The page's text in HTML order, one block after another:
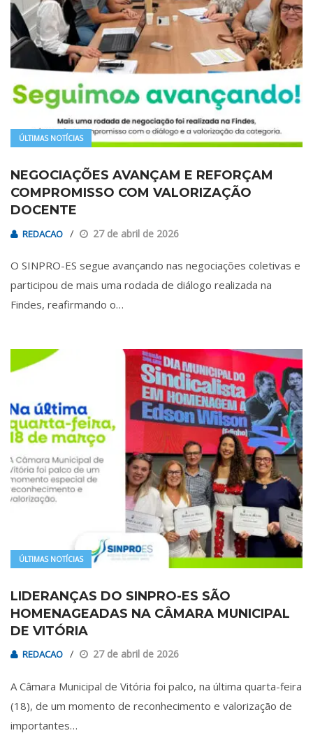
ÚLTIMAS NOTÍCIAS
NEGOCIAÇÕES AVANÇAM E REFORÇAM
COMPROMISSO COM VALORIZAÇÃO
DOCENTE
REDACAO 27 de abril de 2026
O SINPRO-ES segue avançando nas negociações coletivas e
participou de mais uma rodada de diálogo realizada na
Findes, reafirmando o…
ÚLTIMAS NOTÍCIAS
LIDERANÇAS DO SINPRO-ES SÃO
HOMENAGEADAS NA CÂMARA MUNICIPAL
DE VITÓRIA
REDACAO 27 de abril de 2026
A Câmara Municipal de Vitória foi palco, na última quarta-feira
(18), de um momento de reconhecimento e valorização de
importantes…